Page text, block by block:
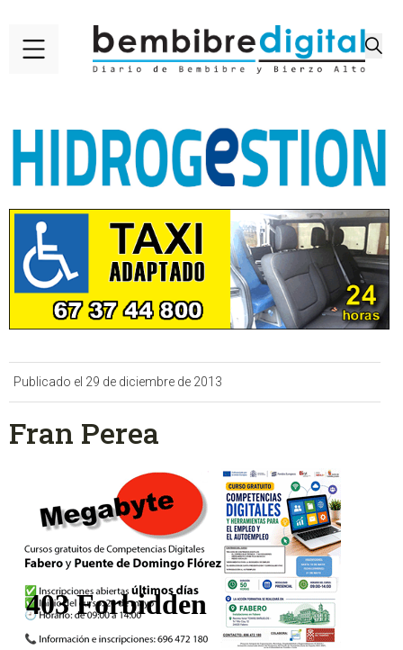
Publicado el 29 de diciembre de 2013
Fran Perea